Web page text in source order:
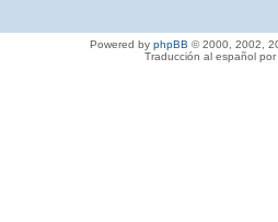
Powered by phpBB © 2000, 2002,
Traducción al español por